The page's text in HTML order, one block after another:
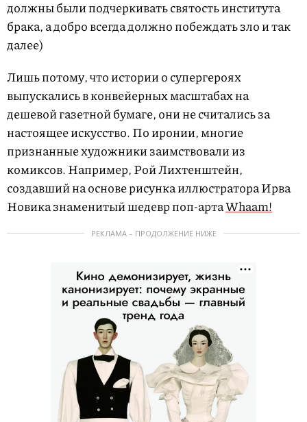
должны были подчеркивать святость института
брака, а добро всегда должно побеждать зло и так
далее)
Лишь потому, что истории о супергероях
выпускались в конвейерных масштабах на
дешевой газетной бумаге, они не считались за
настоящее искусство. По иронии, многие
признанные художники заимствовали из
комиксов. Например, Рой Лихтенштейн,
создавший на основе рисунка иллюстратора Ирва
Новика знаменитый шедевр поп-артаWhaam!
РЕКЛАМА – ПРОДОЛЖЕНИЕ НИЖЕ